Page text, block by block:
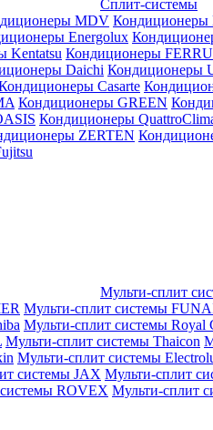
Сплит-системы
MDV Кондиционеры
Energolux
Kentatsu Кондиционеры
Daichi Кондиционеры
Casarte
Кондиционеры GREEN
Кондиционеры
ZERTEN
Мульти-сплит
Мульти-сплит системы
Мульти-сплит системы Royal
Мульти-сплит системы Thaicon
Мульти-сплит системы
системы JAX Мульти-сплит
ROVEX Мульти-сплит